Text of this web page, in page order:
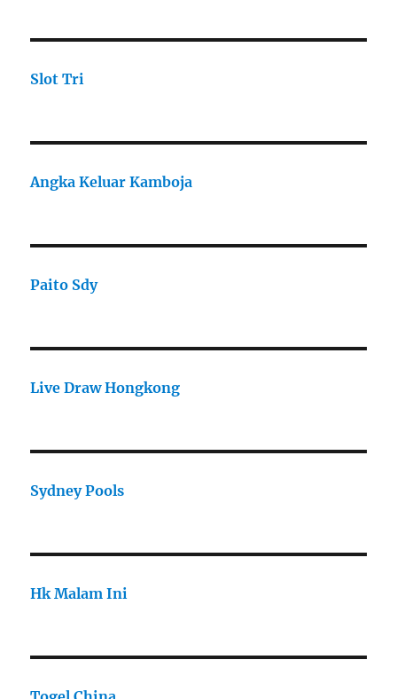
Slot Tri
Angka Keluar Kamboja
Paito Sdy
Live Draw Hongkong
Sydney Pools
Hk Malam Ini